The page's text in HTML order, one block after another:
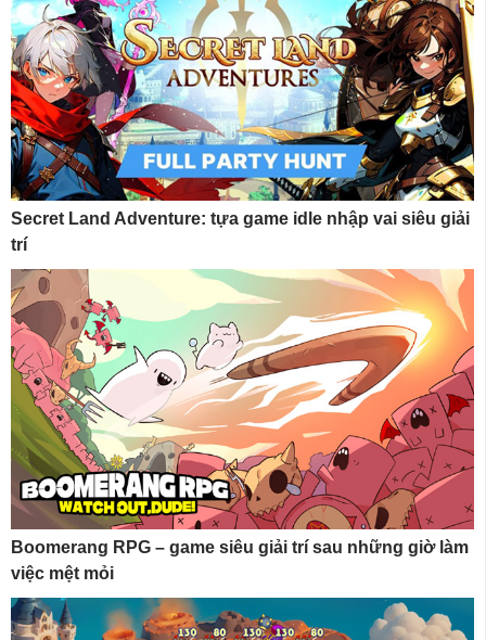
Secret Land Adventure: tựa game idle nhập vai siêu giải
trí
Boomerang RPG – game siêu giải trí sau những giờ làm
việc mệt mỏi